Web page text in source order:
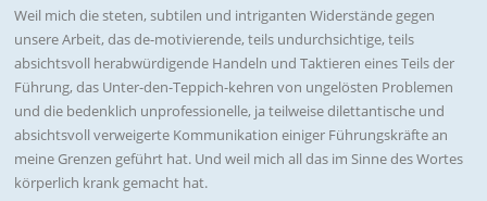
Weil mich die steten, subtilen und intriganten Widerstände gegen
unsere Arbeit, das de-motivierende, teils undurchsichtige, teils
absichtsvoll herabwürdigende Handeln und Taktieren eines Teils der
Führung, das Unter-den-Teppich-kehren von ungelösten Problemen
und die bedenklich unprofessionelle, ja teilweise dilettantische und
absichtsvoll verweigerte Kommunikation einiger Führungskräfte an
meine Grenzen geführt hat. Und weil mich all das im Sinne des Wortes
körperlich krank gemacht hat.